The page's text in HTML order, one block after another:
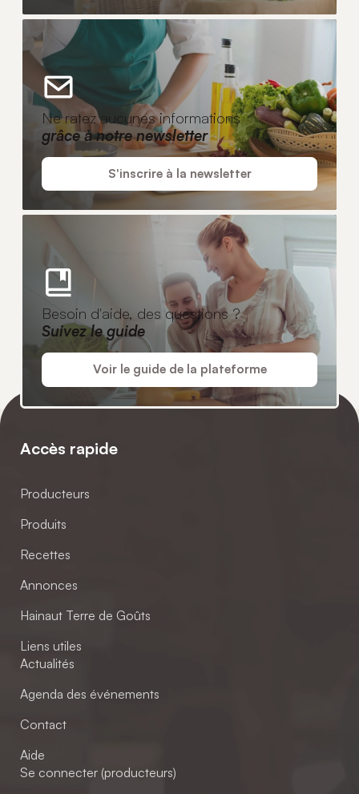
Ne ratez aucunes informations
grâce à notre newsletter
S'inscrire à la newsletter
Besoin d'aide, des questions ?
Suivez le guide
Voir le guide de la plateforme
Accès rapide
Producteurs
Produits
Recettes
Annonces
Hainaut Terre de Goûts
Liens utiles
Actualités
Agenda des événements
Contact
Aide
Se connecter (producteurs)